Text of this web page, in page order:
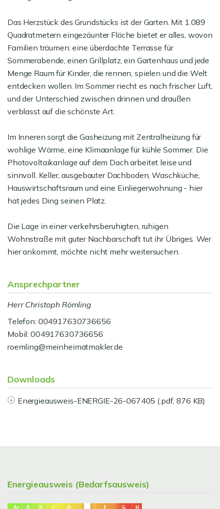
Das Herzstück des Grundstücks ist der Garten. Mit 1.089
Quadratmetern eingezäunter Fläche bietet er alles, wovon
Familien träumen: eine überdachte Terrasse für
Sommerabende, einen Grillplatz, ein Gartenhaus und jede
Menge Raum für Kinder, die rennen, spielen und die Welt
entdecken wollen. Im Sommer riecht es nach frischer Luft,
und der Unterschied zwischen drinnen und draußen
verblasst auf die schönste Art.
Im Inneren sorgt die Gasheizung mit Zentralheizung für
wohlige Wärme, eine Klimaanlage für kühle Sommer. Die
Photovoltaikanlage auf dem Dach arbeitet leise und
sinnvoll. Keller, ausgebauter Dachboden, Waschküche,
Hauswirtschaftsraum und eine Einliegerwohnung - hier
hat jedes Ding seinen Platz.
Die Lage in einer verkehrsberuhigten, ruhigen
Wohnstraße mit guter Nachbarschaft tut ihr Übriges. Wer
hier ankommt, möchte nicht mehr weitersuchen.
Ansprechpartner
Herr Christoph Römling
Telefon: 004917630736656
Mobil: 004917630736656
roemling@meinheimatmakler.de
Downloads
Energieausweis-ENERGIE-26-067405 (.pdf, 876 KB)
Energieausweis (Bedarfsausweis)